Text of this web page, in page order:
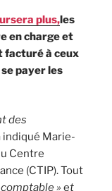
plus,les
en charge et
facturé à ceux
payer les
des
indiqué Marie-
Centre
(CTIP). Tout
» et